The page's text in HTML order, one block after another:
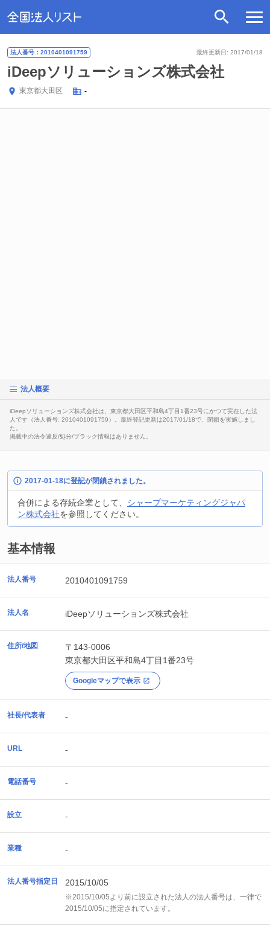
最終更新日: 2017/01/18
法人番号：2010401091759
iDeepソリューションズ株式会社
東京都大田区 -
法人概要
iDeepソリューションズ株式会社は、東京都大田区平和島4丁目1番23号にかつて実在した法
人です（法人番号: 2010401091759）。最終登記更新は2017/01/18で、閉鎖を実施しまし
た。
掲載中の法令違反/処分/ブラック情報はありません。
2017-01-18に登記が閉鎖されました。
合併による存続企業として、 シャープマーケティングジャパ
ン株式会社を参照してください。
基本情報
法人番号 2010401091759
法人名 iDeepソリューションズ株式会社
住所/地図
〒143-0006
東京都大田区平和島4丁目1番23号
Googleマップで表示
社長/代表者 -
URL -
電話番号 -
設立 -
業種 -
法人番号指定日 2015/10/05
※2015/10/05より前に設立された法人の法人番号は、一律で
2015/10/05に指定されています。